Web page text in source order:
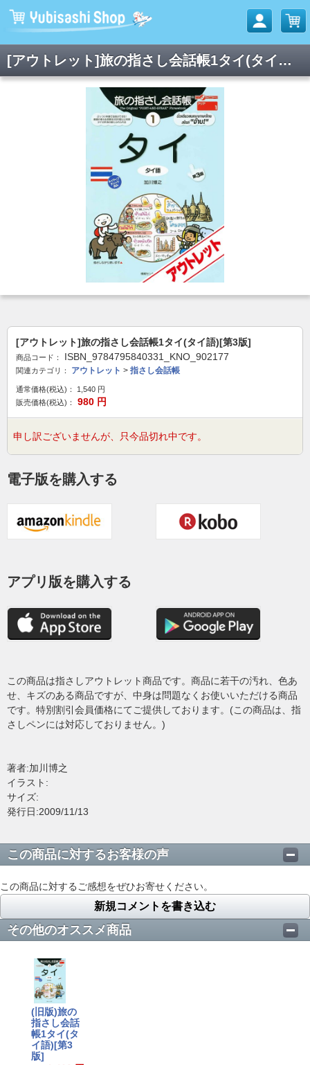
[アウトレット]旅の指さし会話帳1タイ(タイ語)[第3版]
[アウトレット]旅の指さし会話帳1タイ(タイ語)[第3版]
商品コード： ISBN_9784795840331_KNO_902177
関連カテゴリ： アウトレット > 指さし会話帳
通常価格(税込)： 1,540 円
販売価格(税込)：
980 円
申し訳ございませんが、只今品切れ中です。
電子版を購入する
アプリ版を購入する
この商品は指さしアウトレット商品です。商品に若干の汚れ、色あ
せ、キズのある商品ですが、中身は問題なくお使いいただける商品
です。特別割引会員価格にてご提供しております。(この商品は、指
さしペンには対応しておりません。)
著者:加川博之
イラスト:
サイズ:
発行日:2009/11/13
この商品に対するお客様の声
この商品に対するご感想をぜひお寄せください。
新規コメントを書き込む
その他のオススメ商品
(旧版)旅の
指さし会話
帳1タイ(タ
イ語)[第3
版]